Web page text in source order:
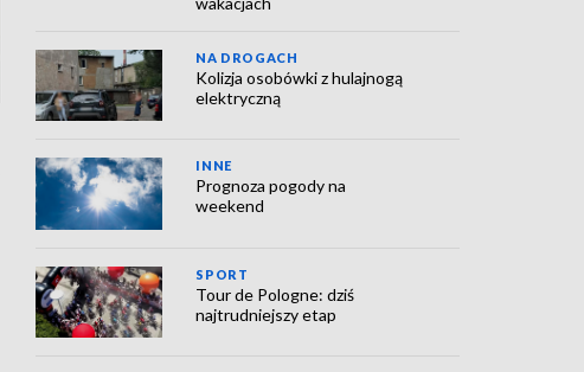
NA DROGACH
Kolizja osobówki z hulajnogą
elektryczną
INNE
Prognoza pogody na
weekend
SPORT
Tour de Pologne: dziś
najtrudniejszy etap